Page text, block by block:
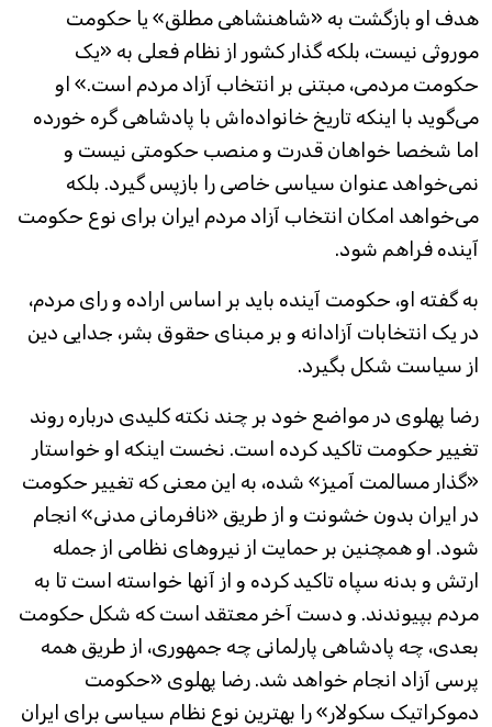
هدف او بازگشت به «شاهنشاهی مطلق» یا حکومت
موروثی نیست، بلکه گذار کشور از نظام فعلی به «یک
حکومت مردمی، مبتنی بر انتخاب آزاد مردم است.» او
می‌گوید با اینکه تاریخ خانواده‌اش با پادشاهی گره خورده
اما شخصا خواهان قدرت و منصب حکومتی نیست و
نمی‌خواهد عنوان سیاسی خاصی را بازپس گیرد. بلکه
می‌خواهد امکان انتخاب آزاد مردم ایران برای نوع حکومت
آینده فراهم شود.
به گفته او، حکومت آینده باید بر اساس اراده و رای مردم،
در یک انتخابات آزادانه و بر مبنای حقوق بشر، جدایی دین
از سیاست شکل بگیرد.
رضا پهلوی در مواضع خود بر چند نکته کلیدی درباره روند
تغییر حکومت تاکید کرده است. نخست اینکه او خواستار
«گذار مسالمت آمیز» شده، به این معنی که تغییر حکومت
در ایران بدون خشونت و از طریق «نافرمانی مدنی» انجام
شود. او همچنین بر حمایت از نیروهای نظامی از جمله
ارتش و بدنه سپاه تاکید کرده و از آنها خواسته است تا به
مردم بپیوندند. و دست آخر معتقد است که شکل حکومت
بعدی، چه پادشاهی پارلمانی چه جمهوری، از طریق همه
پرسی آزاد انجام خواهد شد. رضا پهلوی «حکومت
دموکراتیک سکولار» را بهترین نوع نظام سیاسی برای ایران